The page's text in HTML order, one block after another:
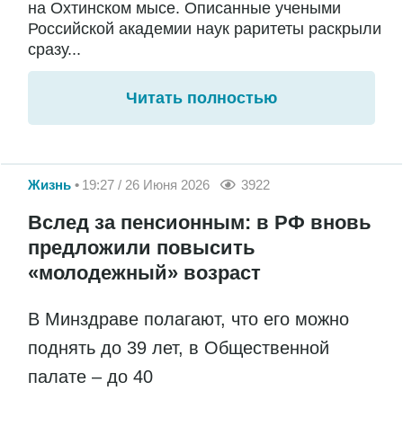
на Охтинском мысе. Описанные учеными
Российской академии наук раритеты раскрыли
сразу...
Читать полностью
Жизнь 19:27 / 26 Июня 2026 3922
Вслед за пенсионным: в РФ вновь
предложили повысить
«молодежный» возраст
В Минздраве полагают, что его можно
поднять до 39 лет, в Общественной
палате – до 40